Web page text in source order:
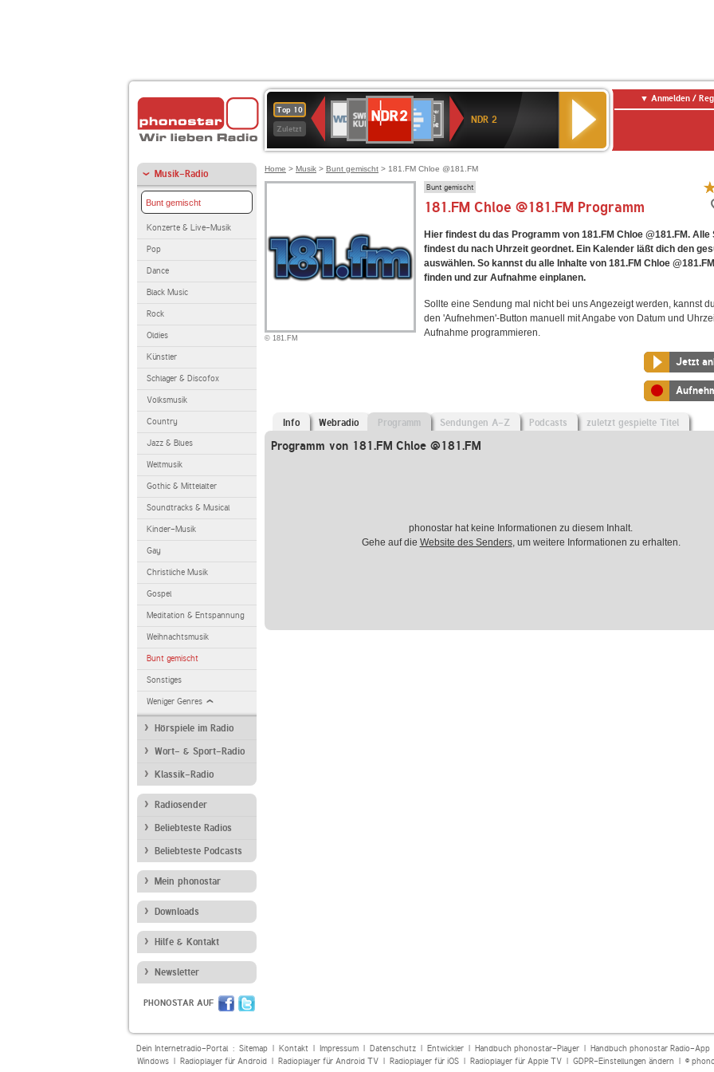
Top 10
Zuletzt
Deutschlandfunk
80er
90er
OLDIE
ANTENNE
SWR3
WDR
4
BR-
KLASSIK
Deutschlandfunk
Kultur
ANTENNE
BAYERN
2
Kultur
2
NDR 2
Anmelden /
Musik-Radio
Bunt gemischt
Konzerte & Live-Musik
Pop
Dance
Black Music
Rock
Oldies
Künstler
Schlager & Discofox
Volksmusik
Country
Jazz & Blues
Weltmusik
Gothic & Mittelalter
Soundtracks & Musical
Kinder-Musik
Gay
Christliche Musik
Gospel
Meditation & Entspannung
Weihnachtsmusik
Bunt gemischt
Sonstiges
Weniger Genres
Hörspiele im Radio
Wort- & Sport-Radio
Klassik-Radio
Radiosender
Beliebteste Radios
Beliebteste Podcasts
Mein phonostar
Downloads
Hilfe & Kontakt
Newsletter
PHONOSTAR AUF
Home > Musik > Bunt gemischt > 181.FM Chloe @181.FM
© 181.FM
Bunt gemischt
181.FM Chloe @181.FM Programm
Hier findest du das Programm von 181.FM Chloe @181.FM. Alle
findest du nach Uhrzeit geordnet. Ein Kalender läßt dich den
auswählen. So kannst du alle Inhalte von 181.FM Chloe
finden und zur Aufnahme einplanen.
Sollte eine Sendung mal nicht bei uns Angezeigt werden, kannst
den 'Aufnehmen'-Button manuell mit Angabe von Datum und
Aufnahme programmieren.
Jetzt
Info Webradio Programm Sendungen A-Z Podcasts zuletzt gespielte Titel
Programm von 181.FM Chloe @181.FM
phonostar hat keine Informationen zu diesem Inhalt.
Gehe auf die Website des Senders, um weitere Informationen zu erhalten.
Dein Internetradio-Portal : Sitemap| Kontakt| Impressum| Datenschutz| Entwickler| Handbuch phonostar-Player| Handbuch phonostar Radio-App
Windows| Radioplayer für Android| Radioplayer für Android TV| Radioplayer für iOS| Radioplayer für Apple TV| GDPR-Einstellungen ändern | ©